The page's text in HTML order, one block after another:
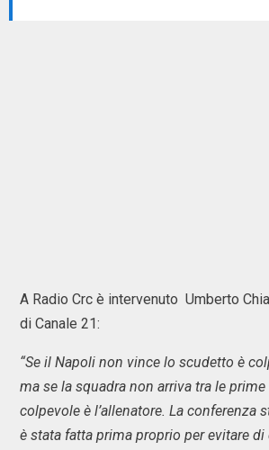
A Radio Crc è intervenuto Umberto
di Canale 21:
“Se il Napoli non vince lo scudetto è
ma se la squadra non arriva tra le prime
colpevole è l’allenatore. La conferenza
è stata fatta prima proprio per evitare